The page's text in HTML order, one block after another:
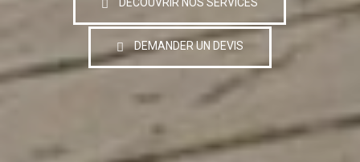
DECOUVRIR NOS SERVICES
DEMANDER UN DEVIS